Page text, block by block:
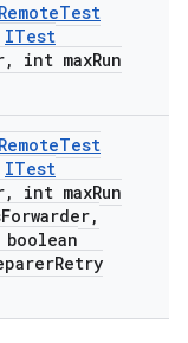
Test
ITest
, int maxRun
Test
ITest
, int maxRun
Forwarder,
boolean
Retry